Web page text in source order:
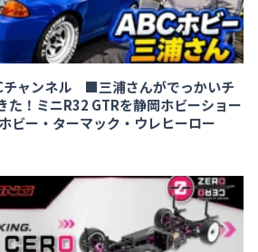
チャンネル ■三浦さんがでっかいチ
た！ミニR32 GTRを静岡ホビーショー
ビー・ターマック・ウレヒーロー